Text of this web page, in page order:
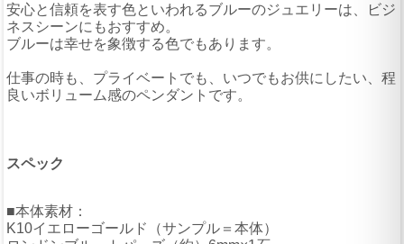
安心と信頼を表す色といわれるブルーのジュエリーは、ビジ
ネスシーンにもおすすめ。
ブルーは幸せを象徴する色でもあります。
仕事の時も、プライベートでも、いつでもお供にしたい、程
良いボリューム感のペンダントです。
スペック
■本体素材：
K10イエローゴールド（サンプル＝本体）